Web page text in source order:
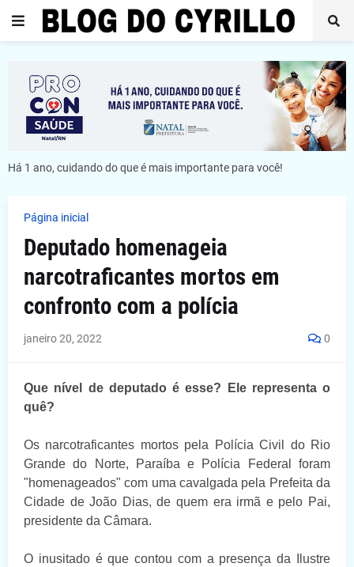
Há 1 ano, cuidando do que é mais importante para você!
Página inicial
Deputado homenageia
narcotraficantes mortos em
confronto com a polícia
janeiro 20, 2022 0
Que nível de deputado é esse? Ele representa o
quê?
Os narcotraficantes mortos pela Polícia Civil do Rio
Grande do Norte, Paraíba e Polícia Federal foram
"homenageados" com uma cavalgada pela Prefeita da
Cidade de João Dias, de quem era irmã e pelo Pai,
presidente da Câmara.
O inusitado é que contou com a presença da Ilustre